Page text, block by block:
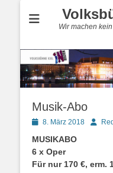
Wir machen
Musik-Abo
Posted8. März 2018 Autor
MUSIKABO
6 x Oper
Für nur 170 €, erm.